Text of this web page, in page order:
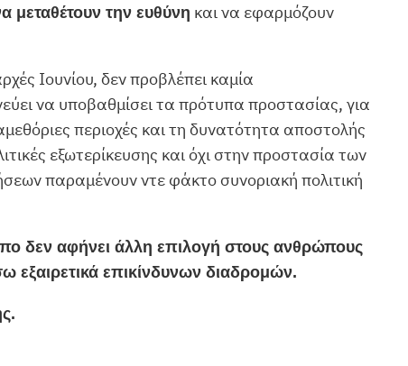
μεταθέτουν την ευθύνη και να εφαρμόζουν
Ιουνίου, δεν προβλέπει καμία
να υποβαθμίσει τα πρότυπα προστασίας, για
περιοχές και τη δυνατότητα αποστολής
εξωτερίκευσης και όχι στην προστασία των
παραμένουν ντε φάκτο συνοριακή πολιτική
δεν αφήνει άλλη επιλογή στους ανθρώπους
εξαιρετικά επικίνδυνων διαδρομών.